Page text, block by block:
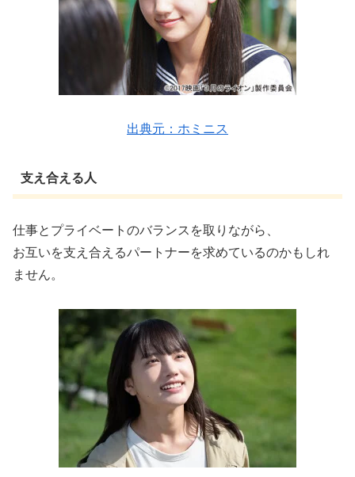
出典元：ホミニス
支え合える人
仕事とプライベートのバランスを取りながら、
お互いを支え合えるパートナーを求めているのかもしれ
ません。